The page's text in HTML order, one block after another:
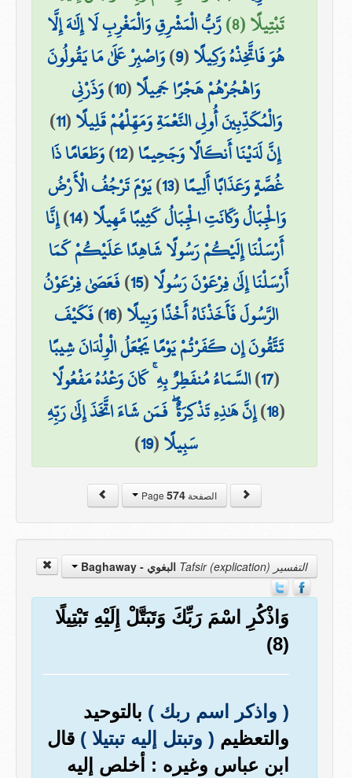
تَبْتِيلًا (8) رَّبُّ الْمَشْرِقِ وَالْمَغْرِبِ لَا إِلَٰهَ إِلَّا
هُوَ فَاتَّخِذْهُ وَكِيلًا(
9
)وَاصْبِرْ عَلَىٰ مَا يَقُولُونَ
وَاهْجُرْهُمْ هَجْرًا جَمِيلًا(
10
)وَذَرْنِي
وَالْمُكَذِّبِينَ أُولِي النَّعْمَةِ وَمَهِّلْهُمْ قَلِيلًا(
11
)
إِنَّ لَدَيْنَا أَنكَالًا وَجَحِيمًا(
12
)وَطَعَامًا ذَا
غُصَّةٍ وَعَذَابًا أَلِيمًا(
13
)يَوْمَ تَرْجُفُ الْأَرْضُ
وَالْجِبَالُ وَكَانَتِ الْجِبَالُ كَثِيبًا مَّهِيلًا(
14
)إِنَّا
أَرْسَلْنَا إِلَيْكُمْ رَسُولًا شَاهِدًا عَلَيْكُمْ كَمَا
أَرْسَلْنَا إِلَىٰ فِرْعَوْنَ رَسُولًا(
15
)فَعَصَىٰ فِرْعَوْنُ
الرَّسُولَ فَأَخَذْنَاهُ أَخْذًا وَبِيلًا(
16
)فَكَيْفَ
تَتَّقُونَ إِن كَفَرْتُمْ يَوْمًا يَجْعَلُ الْوِلْدَانَ شِيبًا
(
17
)السَّمَاءُ مُنفَطِرٌ بِهِ ۚ كَانَ وَعْدُهُ مَفْعُولًا
(
18
)إِنَّ هَٰذِهِ تَذْكِرَةٌ ۖ فَمَن شَاءَ اتَّخَذَ إِلَىٰ رَبِّهِ
سَبِيلًا(
19
)
الصفحة Page574
التفسير Tafsir (explication) البغوي - Baghaway
وَاذْكُرِ اسْمَ رَبِّكَ وَتَبَتَّلْ إِلَيْهِ تَبْتِيلًا
(8)
( واذكر اسم ربك ) بالتوحيد
والتعظيم ( وتبتل إليه تبتيلا ) قال
ابن عباس وغيره : أخلص إليه